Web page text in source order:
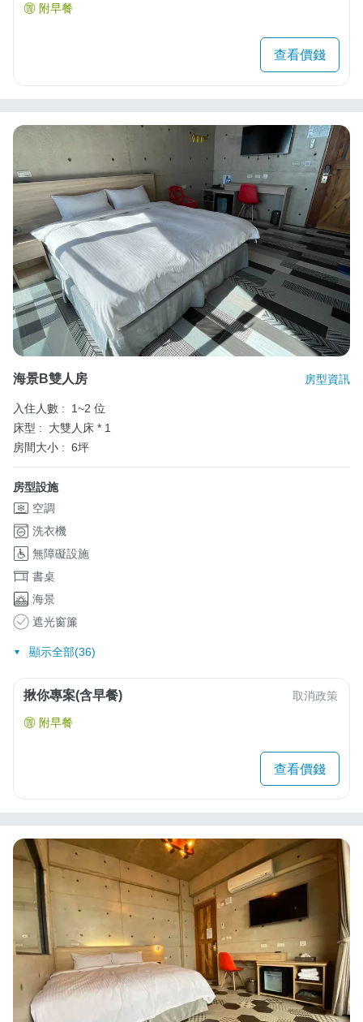
附早餐
查看價錢
海景B雙人房 房型資訊
入住人數 :
1~2 位
床型 :
大雙人床 * 1
房間大小 : 6坪
房型設施
空調
洗衣機
無障礙設施
書桌
海景
遮光窗簾
顯示全部(36)
揪你專案(含早餐) 取消政策
附早餐
查看價錢